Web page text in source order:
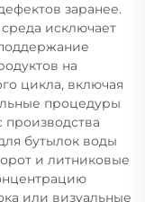
заранее.
исключает
на
цикла, включая
процедуры
бутылок воды
и литниковые
или визуальные